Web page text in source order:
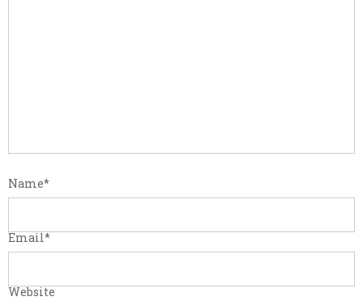
Name*
Email*
Website